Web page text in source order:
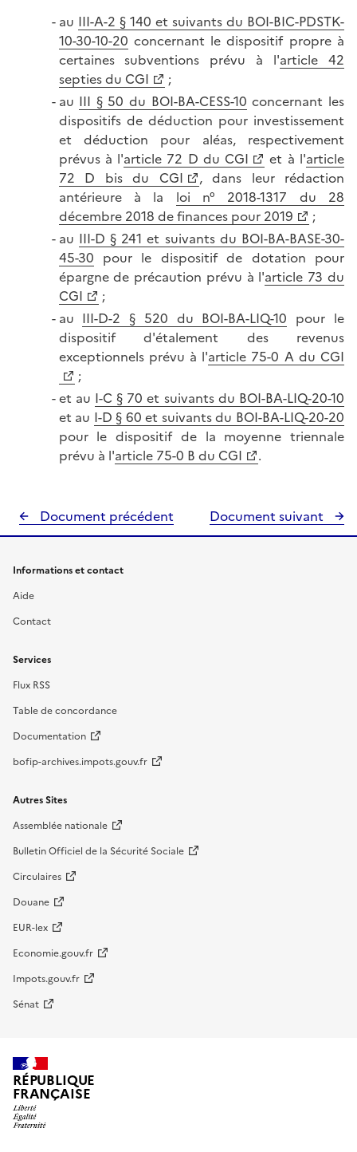
au III-A-2 § 140 et suivants du BOI-BIC-PDSTK-
10-30-10-20 concernant le dispositif propre à
certaines subventions prévu à l'article 42
septies du CGI
;
au III § 50 du BOI-BA-CESS-10 concernant les
dispositifs de déduction pour investissement
et déduction pour aléas, respectivement
prévus à l'article 72 D du CGI et à l'article
72 D bis du CGI
, dans leur rédaction
antérieure à la loi n° 2018-1317 du 28
décembre 2018 de finances pour 2019
;
au III-D § 241 et suivants du BOI-BA-BASE-30-
45-30 pour le dispositif de dotation pour
épargne de précaution prévu à l'article 73 du
CGI
;
au III-D-2 § 520 du BOI-BA-LIQ-10 pour le
dispositif d'étalement des revenus
exceptionnels prévu à l'article 75-0 A du CGI
;
et au I-C § 70 et suivants du BOI-BA-LIQ-20-10
et au I-D § 60 et suivants du BOI-BA-LIQ-20-20
pour le dispositif de la moyenne triennale
prévu à l'article 75-0 B du CGI .
Document précédent Document suivant
Informations et contact
Aide
Contact
Services
Flux RSS
Table de concordance
Documentation
bofip-archives.impots.gouv.fr
Autres Sites
Assemblée nationale
Bulletin Officiel de la Sécurité Sociale
Circulaires
Douane
EUR-lex
Economie.gouv.fr
Impots.gouv.fr
Sénat
RÉPUBLIQUE
FRANÇAISE